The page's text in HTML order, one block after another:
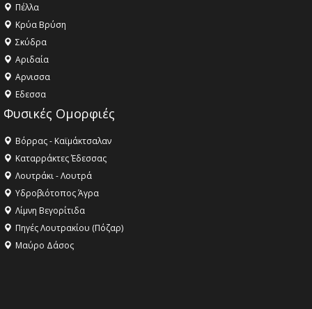
Πέλλα
Κρύα Βρύση
Σκύδρα
Αριδαία
Aρνισσα
Eδεσσα
Φυσικές Ομορφιές
Βόρρας - Καϊμάκτσαλαν
Καταρράκτες Έδεσσας
Λουτράκι - Λουτρά
Υδροβιότοπος Άγρα
Λίμνη Βεγορίτιδα
Πηγές Λουτρακίου (Πόζαρ)
Μαύρο Δάσος